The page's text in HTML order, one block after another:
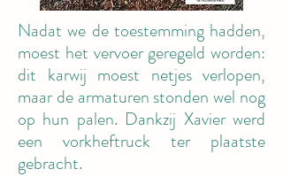
Nadat we de toestemming hadden,
moest het vervoer geregeld worden:
dit karwij moest netjes verlopen,
maar de armaturen stonden wel nog
op hun palen. Dankzij Xavier werd
een vorkheftruck ter plaatste
gebracht.